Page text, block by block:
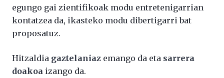
egungo gai zientifikoak modu entretenigarrian
kontatzea da, ikasteko modu dibertigarri bat
proposatuz.
Hitzaldia gaztelaniaz emango da eta sarrera
doakoa izango da.